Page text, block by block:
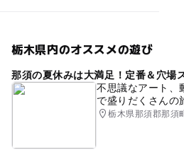
栃木県内のオススメの遊び
那須の夏休みは大満足！定番＆穴場
不思議なアート、
で盛りだくさんの
栃木県那須郡那須